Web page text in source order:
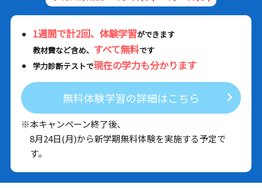
1週間で計2回、体験学習ができます
教材費など含め、 すべて無料です
学力診断テストで現在の学力も分かります
無料体験学習の詳細はこちら
※本キャンペーン終了後、
8月24日(月)から新学期無料体験を実施する予定で
す。